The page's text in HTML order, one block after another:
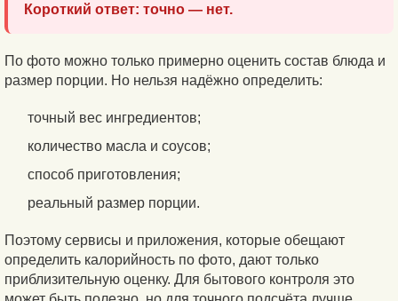
Короткий ответ: точно — нет.
По фото можно только примерно оценить состав блюда и
размер порции. Но нельзя надёжно определить:
точный вес ингредиентов;
количество масла и соусов;
способ приготовления;
реальный размер порции.
Поэтому сервисы и приложения, которые обещают
определить калорийность по фото, дают только
приблизительную оценку. Для бытового контроля это